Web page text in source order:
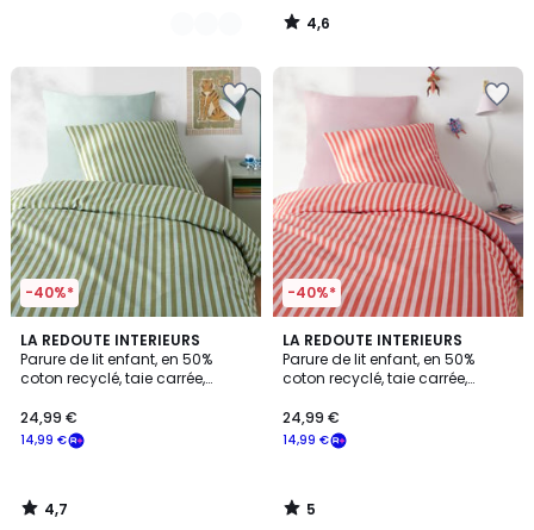
4,6
/
-40%*
LA REDOUTE INTERIEURS
Parure de lit enfant, en 50%
coton recyclé, taie carrée,
14,99 €
24,99 €
4,7
/ 5
4,7
/
-40%*
LA REDOUTE INTERIEURS
Parure de lit enfant, en 50%
coton recyclé, taie carrée,
14,99 €
24,99 €
5
/
5
5
/